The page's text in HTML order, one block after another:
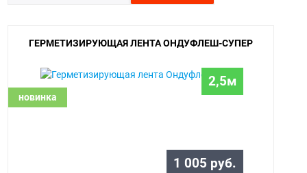
новинка
ГЕРМЕТИЗИРУЮЩАЯ ЛЕНТА ОНДУФЛЕШ-СУПЕР
2,5м
1 005 руб.